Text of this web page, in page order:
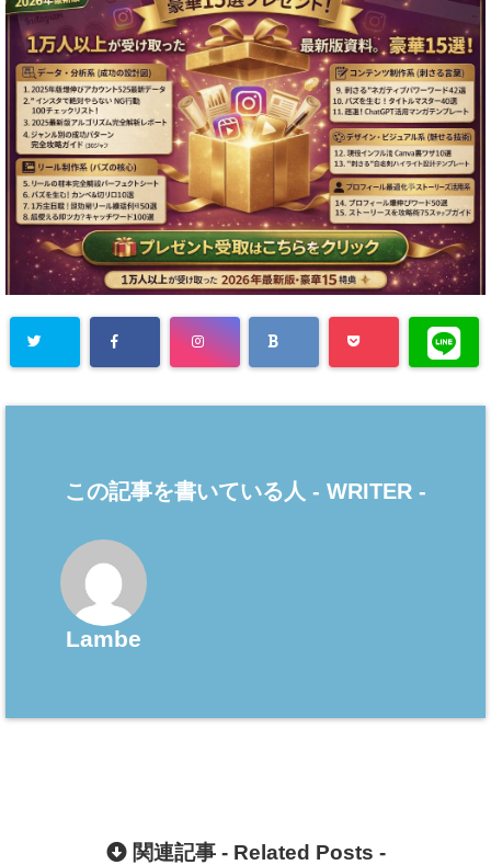
この記事を書いている人 - WRITER -
Lambe
関連記事 - Related Posts -